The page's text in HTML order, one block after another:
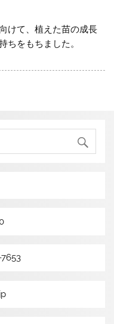
けて、植えた苗の成長
ちをもちました。